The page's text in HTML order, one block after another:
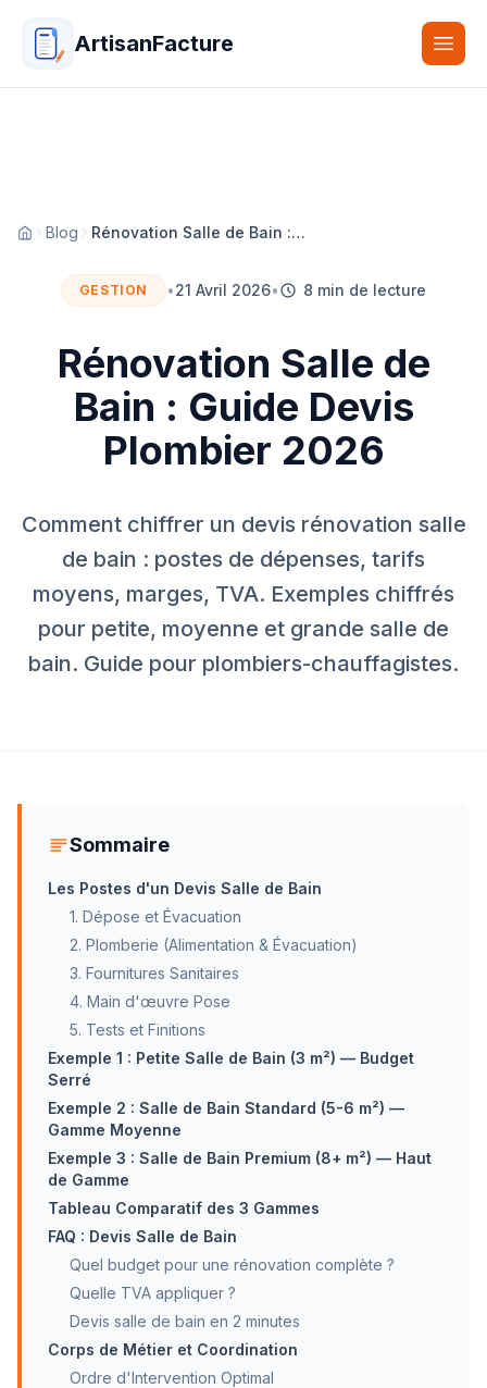
ArtisanFacture
Accueil
Blog Rénovation Salle de Bain : Guide Devis Plombier 2026
GESTION •21 Avril 2026• 8 min de lecture
Rénovation Salle de
Bain : Guide Devis
Plombier 2026
Comment chiffrer un devis rénovation salle
de bain : postes de dépenses, tarifs
moyens, marges, TVA. Exemples chiffrés
pour petite, moyenne et grande salle de
bain. Guide pour plombiers-chauffagistes.
Sommaire
Les Postes d'un Devis Salle de Bain
1. Dépose et Évacuation
2. Plomberie (Alimentation & Évacuation)
3. Fournitures Sanitaires
4. Main d'œuvre Pose
5. Tests et Finitions
Exemple 1 : Petite Salle de Bain (3 m²) — Budget
Serré
Exemple 2 : Salle de Bain Standard (5-6 m²) —
Gamme Moyenne
Exemple 3 : Salle de Bain Premium (8+ m²) — Haut
de Gamme
Tableau Comparatif des 3 Gammes
FAQ : Devis Salle de Bain
Quel budget pour une rénovation complète ?
Quelle TVA appliquer ?
Devis salle de bain en 2 minutes
Corps de Métier et Coordination
Ordre d'Intervention Optimal